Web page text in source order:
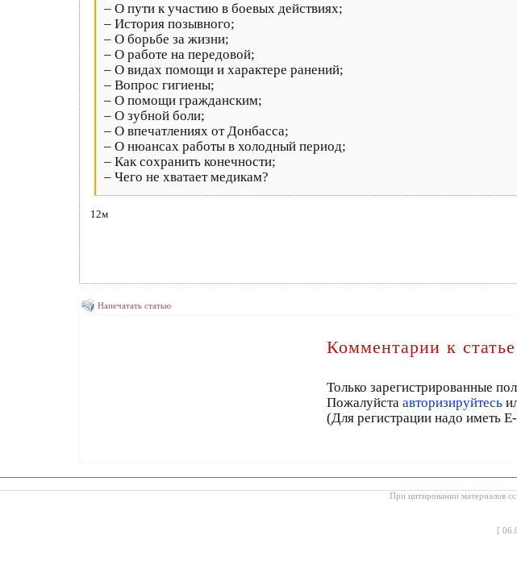
– О пути к участию в боевых действиях;
– История позывного;
– О борьбе за жизни;
– О работе на передовой;
– О видах помощи и характере ранений;
– Вопрос гигиены;
– О помощи гражданским;
– О зубной боли;
– О впечатлениях от Донбасса;
– О нюансах работы в холодный период;
– Как сохранить конечности;
– Чего не хватает медикам?
12м
Напечатать статью
Комментарии к статье
Только зарегистрированные
Пожалуйста авторизируйтесь
(Для регистрации надо иметь
При цитировании материалов
[